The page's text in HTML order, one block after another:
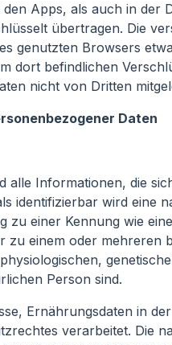
Apps, als auch in der
übertragen. Die
genutzten Browsers
dort befindlichen
nicht von Dritten
Daten
alle Informationen, die
identifizierbar wird eine
zu einer Kennung wie
zu einem oder mehreren
Person sind.
Ernährungsdaten in
verarbeitet. Die